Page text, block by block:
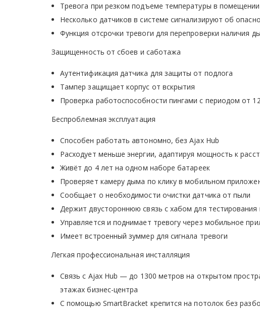
Тревога при резком подъеме температуры в
Несколько датчиков в системе сигнализируют об
Функция отсрочки тревоги для перепроверки наличия
Защищенность от сбоев и саботажа
Аутентификация датчика для защиты от подлога
Тампер защищает корпус от вскрытия
Проверка работоспособности пингами с периодом от
Беспроблемная эксплуатация
Способен работать автономно, без Ajax Hub
Расходует меньше энергии, адаптируя мощность к
Живёт до 4 лет на одном наборе батареек
Проверяет камеру дыма по клику в мобильном
Сообщает о необходимости очистки датчика от пыли
Держит двустороннюю связь с хабом для тестирования
Управляется и поднимает тревогу через мобильное
Имеет встроенный зуммер для сигнала тревоги
Легкая профессиональная инсталляция
Связь с Ajax Hub — до 1300 метров на открытом
этажах бизнес-центра
С помощью SmartBracket крепится на потолок без